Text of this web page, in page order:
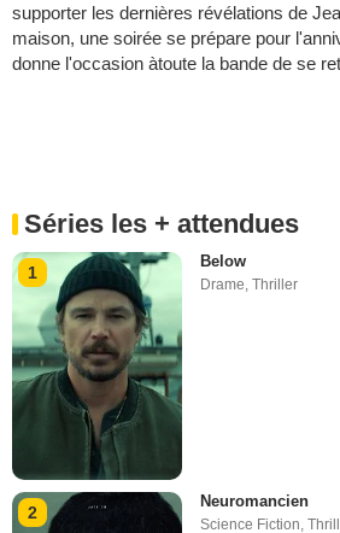
supporter les dernières révélations de
maison, une soirée se prépare pour
donne l'occasion àtoute la bande de se
Séries les + attendues
1
Below
Drame,Thriller
2
Neuromancien
Science Fiction ,